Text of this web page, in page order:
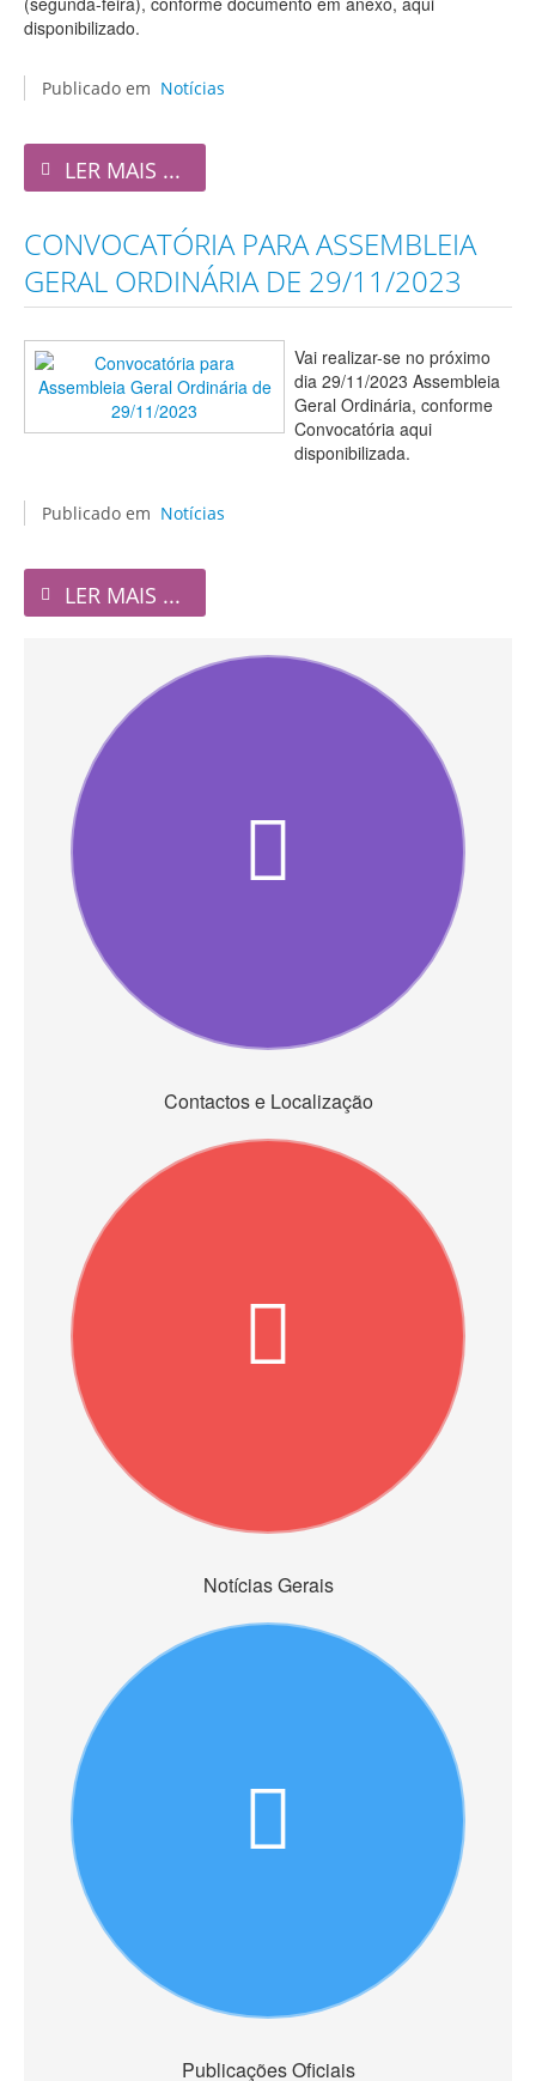
disponibilizado.
Publicado em Notícias
LER MAIS ...
CONVOCATÓRIA PARA ASSEMBLEIA
GERAL ORDINÁRIA DE 29/11/2023
Vai realizar-se no próximo
dia 29/11/2023 Assembleia
Geral Ordinária, conforme
Convocatória aqui
disponibilizada.
Publicado em Notícias
LER MAIS ...
Contactos e Localização
Notícias Gerais
Publicações Oficiais